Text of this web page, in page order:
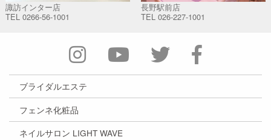
諏訪インター店
TEL 0266-56-1001
長野駅前店
TEL 026-227-1001
ブライダルエステ
フェンネ化粧品
ネイルサロン LIGHT WAVE